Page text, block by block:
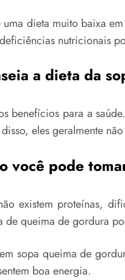
uma dieta muito baixa
nutricionais
a dieta da
benefícios para a
eles geralmente
você pode
existem proteínas,
de queima de gordura
sopa queima de
boa energia.